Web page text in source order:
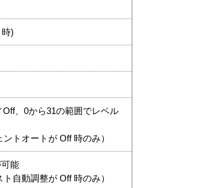
)
、0から31の範囲でレベル
トオートが Off 時のみ）
能
自動調整が Off 時のみ）